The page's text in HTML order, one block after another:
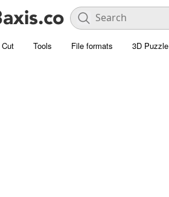
Tools File formats 3D Puzzle